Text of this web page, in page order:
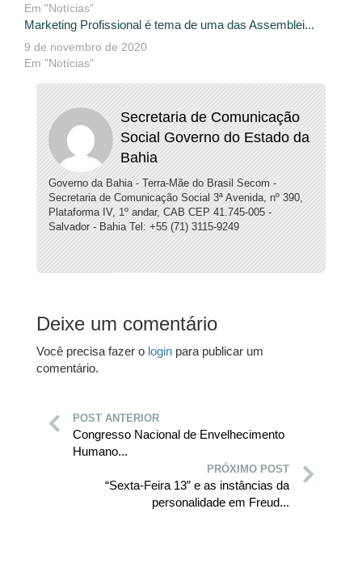
Em "Notícias"
Marketing Profissional é tema de uma das Assemblei...
9 de novembro de 2020
Em "Notícias"
Secretaria de Comunicação
Social Governo do Estado da
Bahia
Governo da Bahia - Terra-Mãe do Brasil Secom -
Secretaria de Comunicação Social 3ª Avenida, nº 390,
Plataforma IV, 1º andar, CAB CEP 41.745-005 -
Salvador - Bahia Tel: +55 (71) 3115-9249
Deixe um comentário
Você precisa fazer o login para publicar um
comentário.
POST ANTERIOR
Congresso Nacional de Envelhecimento
Humano...
PRÓXIMO POST
“Sexta-Feira 13” e as instâncias da
personalidade em Freud...